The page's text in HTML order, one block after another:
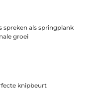
spreken als springplank
groei
knipbeurt